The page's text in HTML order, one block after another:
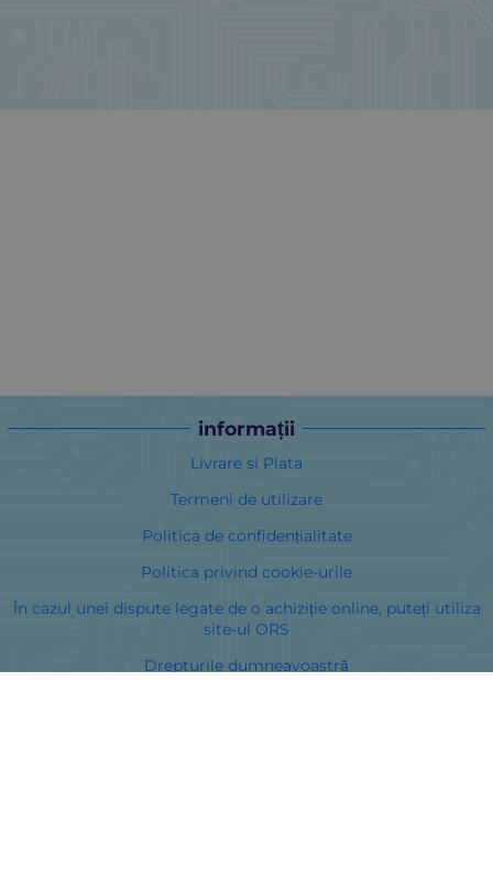
informații
Livrare si Plata
Termeni de utilizare
Politica de confidențialitate
Politica privind cookie-urile
În cazul unei dispute legate de o achiziție online, puteți utiliza
site-ul ORS
Drepturile dumneavoastră